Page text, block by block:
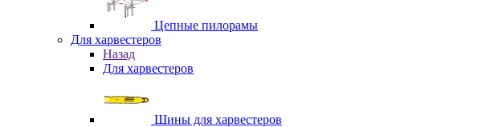
Цепные пилорамы
Для харвестеров
Назад
Для харвестеров
Шины для харвестеров